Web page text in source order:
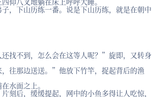
，下山历练一番。说是下山历练，就是在朝中
找不到，怎么会在这等人呢？”旋即，又转身
往那边送送。”他放下竹竿，捉起背后的渔
水面之上。
刻后，缓缓提起，网中的小鱼多得让人吃惊，